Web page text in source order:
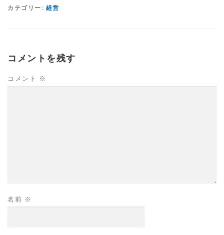
カテゴリー: 経営
コメントを残す
コメント ※
名前 ※